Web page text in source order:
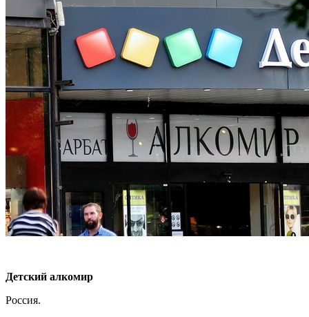
Детский алкомир
Россия.